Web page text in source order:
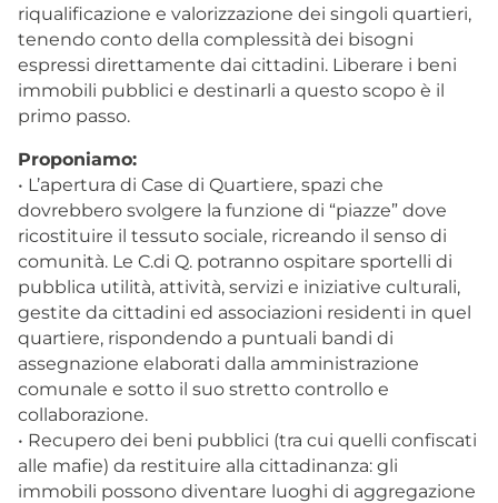
riqualificazione e valorizzazione dei singoli quartieri,
tenendo conto della complessità dei bisogni
espressi direttamente dai cittadini. Liberare i beni
immobili pubblici e destinarli a questo scopo è il
primo passo.
Proponiamo:
• L’apertura di Case di Quartiere, spazi che
dovrebbero svolgere la funzione di “piazze” dove
ricostituire il tessuto sociale, ricreando il senso di
comunità. Le C.di Q. potranno ospitare sportelli di
pubblica utilità, attività, servizi e iniziative culturali,
gestite da cittadini ed associazioni residenti in quel
quartiere, rispondendo a puntuali bandi di
assegnazione elaborati dalla amministrazione
comunale e sotto il suo stretto controllo e
collaborazione.
• Recupero dei beni pubblici (tra cui quelli confiscati
alle mafie) da restituire alla cittadinanza: gli
immobili possono diventare luoghi di aggregazione